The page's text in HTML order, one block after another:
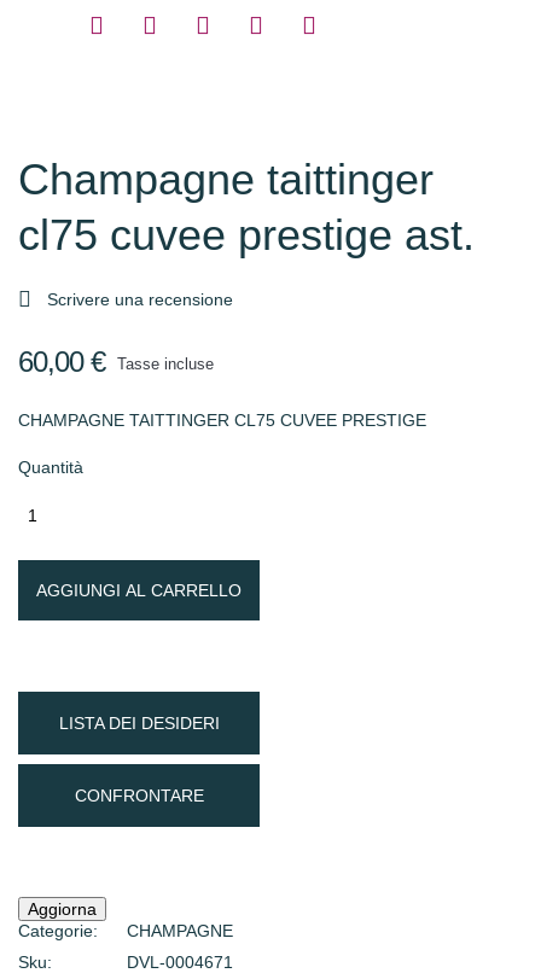
Champagne taittinger
cl75 cuvee prestige ast.
 Scrivere una recensione
60,00 € Tasse incluse
CHAMPAGNE TAITTINGER CL75 CUVEE PRESTIGE
Quantità
AGGIUNGI AL CARRELLO
LISTA DEI DESIDERI
CONFRONTARE
Categorie:
CHAMPAGNE
Sku:
DVL-0004671